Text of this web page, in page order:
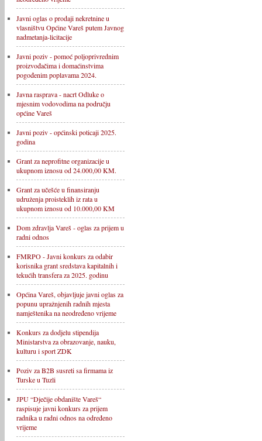
Javni oglas o prodaji nekretnine u
vlasništvu Općine Vareš putem Javnog
nadmetanja-licitacije
Javni poziv - pomoć poljoprivrednim
proizvođačima i domaćinstvima
pogođenim poplavama 2024.
Javna rasprava - nacrt Odluke o
mjesnim vodovodima na području
općine Vareš
Javni poziv - općinski poticaji 2025.
godina
Grant za neprofitne organizacije u
ukupnom iznosu od 24.000,00 KM.
Grant za učešće u finansiranju
udruženja proisteklih iz rata u
ukupnom iznosu od 10.000,00 KM
Dom zdravlja Vareš - oglas za prijem u
radni odnos
FMRPO - Javni konkurs za odabir
korisnika grant sredstava kapitalnih i
tekućih transfera za 2025. godinu
Općina Vareš, objavljuje javni oglas za
popunu upražnjenih radnih mjesta
namještenika na neodređeno vrijeme
Konkurs za dodjelu stipendija
Ministarstva za obrazovanje, nauku,
kulturu i sport ZDK
Poziv za B2B susreti sa firmama iz
Turske u Tuzli
JPU “Dječije obdanište Vareš“
raspisuje javni konkurs za prijem
radnika u radni odnos na određeno
vrijeme